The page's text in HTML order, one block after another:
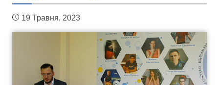
19 Травня, 2023